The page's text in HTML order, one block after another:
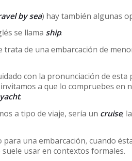
by sea) hay también algunas
se llama ship.
trata de una embarcación de
con la pronunciación de
a que lo compruebes en
yacht.
a tipo de viaje, sería un cruise;
una embarcación, cuando
suele usar en contextos formales.